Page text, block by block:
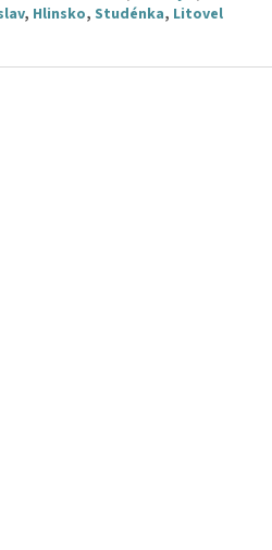
, Hlinsko, Studénka, Litovel